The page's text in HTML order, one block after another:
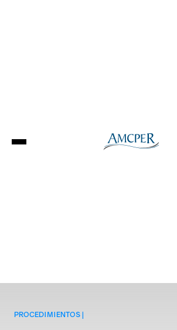
PROCEDIMIENTOS |